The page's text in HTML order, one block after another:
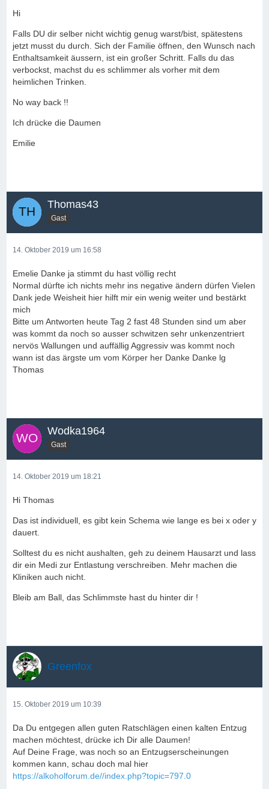
Hi
Falls DU dir selber nicht wichtig genug warst/bist, spätestens
jetzt musst du durch. Sich der Familie öffnen, den Wunsch nach
Enthaltsamkeit äussern, ist ein großer Schritt. Falls du das
verbockst, machst du es schlimmer als vorher mit dem
heimlichen Trinken.
No way back !!
Ich drücke die Daumen
Emilie
Thomas43
Gast
14. Oktober 2019 um 16:58
Emelie Danke ja stimmt du hast völlig recht
Normal dürfte ich nichts mehr ins negative ändern dürfen Vielen
Dank jede Weisheit hier hilft mir ein wenig weiter und bestärkt
mich
Bitte um Antworten heute Tag 2 fast 48 Stunden sind um aber
was kommt da noch so ausser schwitzen sehr unkenzentriert
nervös Wallungen und auffällig Aggressiv was kommt noch
wann ist das ärgste um vom Körper her Danke Danke lg
Thomas
Wodka1964
Gast
14. Oktober 2019 um 18:21
Hi Thomas
Das ist individuell, es gibt kein Schema wie lange es bei x oder y
dauert.
Solltest du es nicht aushalten, geh zu deinem Hausarzt und lass
dir ein Medi zur Entlastung verschreiben. Mehr machen die
Kliniken auch nicht.
Bleib am Ball, das Schlimmste hast du hinter dir !
Greenfox
15. Oktober 2019 um 10:39
Da Du entgegen allen guten Ratschlägen einen kalten Entzug
machen möchtest, drücke ich Dir alle Daumen!
Auf Deine Frage, was noch so an Entzugserscheinungen
kommen kann, schau doch mal hier
https://alkoholforum.de//index.php?topic=797.0